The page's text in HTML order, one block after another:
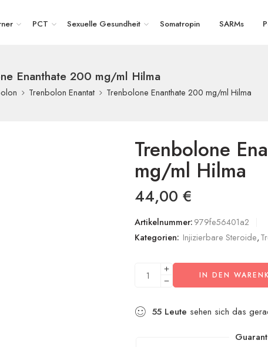
PCT Sexuelle Gesundheit Somatropin SARMs
Enanthate 200 mg/ml Hilma
Trenbolon Enantat Trenbolone Enanthate 200 mg/ml Hilma
Trenbolone
mg/ml Hilma
44,00 €
Artikelnummer:979fe56401a2
Kategorien: Injizierbare Steroide,
IN DEN
55 Leute sehen sich das